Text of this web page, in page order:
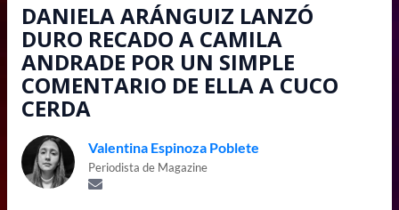
DANIELA ARÁNGUIZ LANZÓ
DURO RECADO A CAMILA
ANDRADE POR UN SIMPLE
COMENTARIO DE ELLA A CUCO
CERDA
Valentina Espinoza Poblete
Periodista de Magazine